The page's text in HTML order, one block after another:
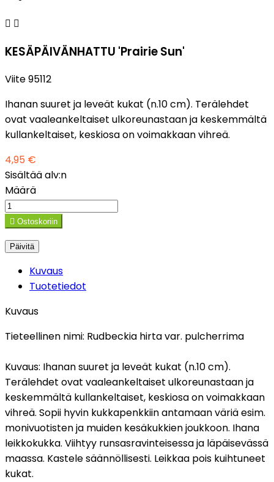
 
KESÄPÄIVÄNHATTU 'Prairie Sun'
Viite95112
Ihanan suuret ja leveät kukat (n.10 cm). Terälehdet
ovat vaaleankeltaiset ulkoreunastaan ja keskemmältä
kullankeltaiset, keskiosa on voimakkaan vihreä.
4,95 €
Sisältää alv:n
Määrä
 Ostoskoriin
Kuvaus
Tuotetiedot
Kuvaus
Tieteellinen nimi: Rudbeckia hirta var. pulcherrima
Kuvaus: Ihanan suuret ja leveät kukat (n.10 cm).
Terälehdet ovat vaaleankeltaiset ulkoreunastaan ja
keskemmältä kullankeltaiset, keskiosa on voimakkaan
vihreä. Sopii hyvin kukkapenkkiin antamaan väriä esim.
monivuotisten ja muiden kesäkukkien joukkoon. Ihana
leikkokukka. Viihtyy runsasravinteisessa ja läpäisevässä
maassa. Kastele säännöllisesti. Leikkaa pois kuihtuneet
kukat.